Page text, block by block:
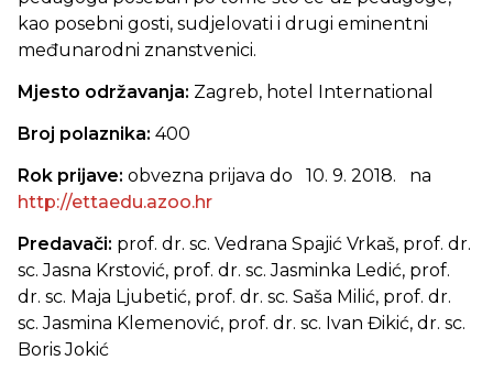
kao posebni gosti, sudjelovati i drugi eminentni
međunarodni znanstvenici.
Mjesto održavanja: Zagreb, hotel International
Broj polaznika: 400
Rok prijave: obvezna prijava do 10. 9. 2018. na
http://ettaedu.azoo.hr
Predavači: prof. dr. sc. Vedrana Spajić Vrkaš, prof. dr.
sc. Jasna Krstović, prof. dr. sc. Jasminka Ledić, prof.
dr. sc. Maja Ljubetić, prof. dr. sc. Saša Milić, prof. dr.
sc. Jasmina Klemenović, prof. dr. sc. Ivan Đikić, dr. sc.
Boris Jokić